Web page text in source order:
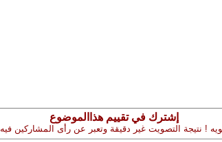
إشترك في تقييم هذاالموضوع
! نتيجة التصويت غير دقيقة وتعبر عن رأى المشاركين فيه